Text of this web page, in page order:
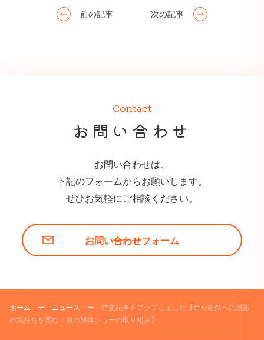
前の記事 次の記事
Contact
お問い合わせ
お問い合わせは、
下記のフォームからお願いします。
ぜひお気軽にご相談ください。
お問い合わせフォーム
ホーム ー ニュース ー 特集記事をアップしました【命や自然への感謝
の気持ちを育む！魚の解体ショーの取り組み】